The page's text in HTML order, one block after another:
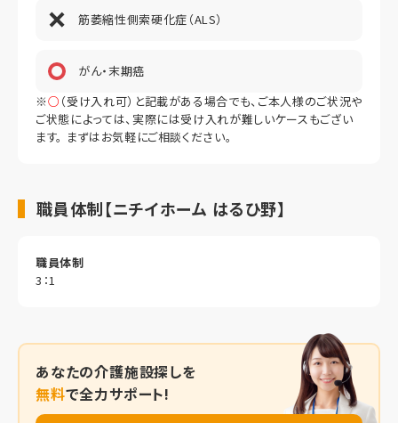
筋萎縮性側索硬化症（ALS）
がん・末期癌
※○ （受け入れ可）と記載がある場合でも、ご本人様のご状況や
ご状態によっては、実際には受け入れが難しいケースもござい
ます。 まずはお気軽にご相談ください。
職員体制【ニチイホーム はるひ野】
職員体制
3：1
あなたの介護施設探しを
無料で全力サポート!